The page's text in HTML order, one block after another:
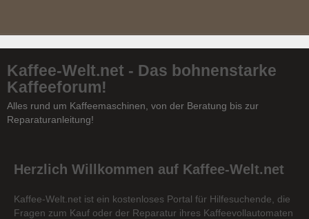
Kaffee-Welt.net - Das bohnenstarke
Kaffeeforum!
Alles rund um Kaffeemaschinen, von der Beratung bis zur
Reparaturanleitung!
Herzlich Willkommen auf Kaffee-Welt.net
Kaffee-Welt.net ist ein kostenloses Portal für Hilfesuchende, die
Fragen zum Kauf oder der Reparatur ihres Kaffeevollautomaten